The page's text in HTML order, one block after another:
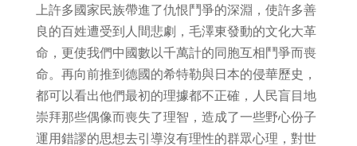
上許多國家民族帶進了仇恨鬥爭的深淵，使許多善
良的百姓遭受到人間悲劇，毛澤東發動的文化大革
命，更使我們中國數以千萬計的同胞互相鬥爭而喪
命。再向前推到德國的希特勒與日本的侵華歷史，
都可以看出他們最初的理據都不正確，人民盲目地
崇拜那些偶像而喪失了理智，造成了一些野心份子
運用錯謬的思想去引導沒有理性的群眾心理，對世